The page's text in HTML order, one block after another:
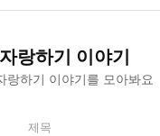
랑하기 이야기
랑하기 이야기를 모아봐요
제목